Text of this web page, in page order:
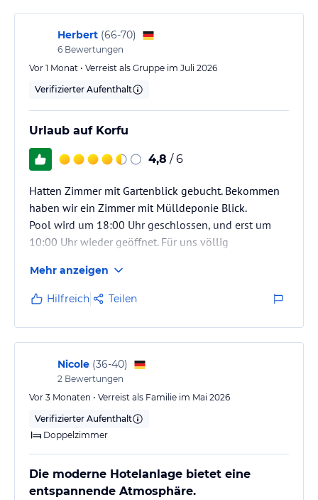
-Abendanimation
-Sportanimation
-Live-Musik
-Minigolf
-Bananenboot
-Kajak
-Tretboot
Wellness gegen Gebühr (teils Fremdanbieter)
-Saunabereich: Sauna, Hamam
-Massagen
Sonstige Einrichtungen und Services
Dieses Haus verfügt über 348 Wohneinheiten mit Klimaanlage.
Eine Bar und ein Tagungsraum gehören zu den
Hotelräumlichkeiten. Über den Aufzug gelangen die Hotelgäste zu
den Hoteletagen. Ein Friseur-/Schönheitssalon ist in der
- Parkplatz (kostenfrei), Lademöglichkeit für E-Autos, Carsharing-
- Empfang/Rezeption, Check-in: 15:00 Uhr / Check-out: 11:00 Uhr
- Zahlungsmöglichkeiten: MasterCard, Visa
- WLAN, kostenfrei, in der gesamten Anlage
- Concierge-Service
- Poolbereich: Sonnenschirme (kostenfrei), Liegen (kostenfrei),
Badetuch (gegen Kaution)
Herbert (66-70)
6 Bewertungen
Vor 1 Monat • Verreist als Gruppe im Juli 2026
Verifizierter Aufenthalt
Urlaub auf Korfu
4,8 / 6
Hatten Zimmer mit Gartenblick gebucht. Bekommen
haben wir ein Zimmer mit Mülldeponie Blick.
Pool wird um 18:00 Uhr geschlossen, und erst um
10:00 Uhr wieder geöffnet. Für uns völlig
schwimmen gehen. Strand am Meer ist auch zum
vergessen. Ansonsten schöne Zimmer, freundliches
Personal und gutes Essen
Mehr anzeigen
Hilfreich Teilen
Nicole (36-40)
2 Bewertungen
Vor 3 Monaten • Verreist als Familie im Mai 2026
Verifizierter Aufenthalt
Doppelzimmer
Die moderne Hotelanlage bietet eine
entspannende Atmosphäre.